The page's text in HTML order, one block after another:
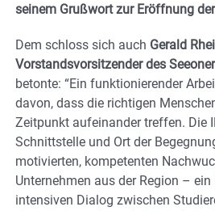
seinem Grußwort zur Eröffnung
Dem schloss sich auch Gerald
Vorstandsvorsitzender des
betonte: “Ein funktionierender
davon, dass die richtigen
Zeitpunkt aufeinander treffen. Die
Schnittstelle und Ort der
motivierten, kompetenten
Unternehmen aus der Region –
intensiven Dialog zwischen